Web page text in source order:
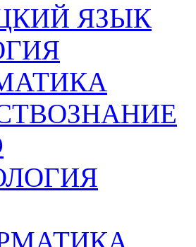
ЯЗЫК